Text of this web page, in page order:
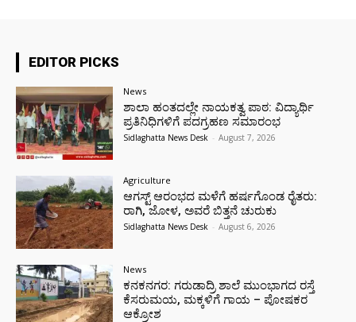
EDITOR PICKS
News
ಶಾಲಾ ಹಂತದಲ್ಲೇ ನಾಯಕತ್ವ ಪಾಠ: ವಿದ್ಯಾರ್ಥಿ
ಪ್ರತಿನಿಧಿಗಳಿಗೆ ಪದಗ್ರಹಣ ಸಮಾರಂಭ
Sidlaghatta News Desk - August 7, 2026
Agriculture
ಆಗಸ್ಟ್ ಆರಂಭದ ಮಳೆಗೆ ಹರ್ಷಗೊಂಡ ರೈತರು:
ರಾಗಿ, ಜೋಳ, ಅವರೆ ಬಿತ್ತನೆ ಚುರುಕು
Sidlaghatta News Desk - August 6, 2026
News
ಕನಕನಗರ: ಗರುಡಾದ್ರಿ ಶಾಲೆ ಮುಂಭಾಗದ ರಸ್ತೆ
ಕೆಸರುಮಯ, ಮಕ್ಕಳಿಗೆ ಗಾಯ – ಪೋಷಕರ
ಆಕ್ರೋಶ